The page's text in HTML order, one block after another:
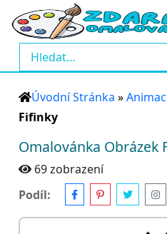
Úvodní Stránka »
Fifinky
Omalovánka Obrázek
69 zobrazení
Podíl: